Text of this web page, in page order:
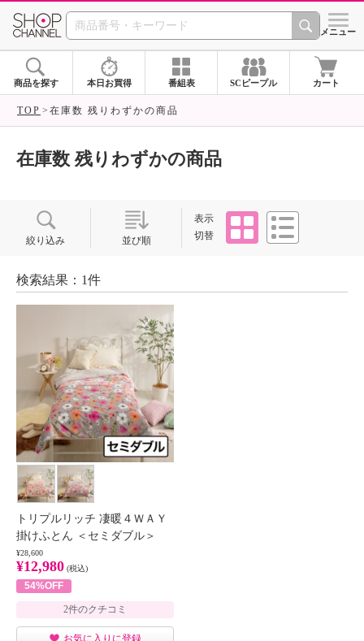
SHOP CHANNEL ショッ
メニュー
商品を探す 本日お買得 番組表 SCピープル カート
TOP 在庫数 残りわずかの商品
在庫数 残りわずかの商品
絞り込み 並び順
表示
切替
タイル
検索結果：1件
トリプルリッチ 凄暖４ＷＡＹ
掛けふとん ＜セミダブル＞
¥28,600
¥12,980 (税込)
54%OFF
2件のクチコミ